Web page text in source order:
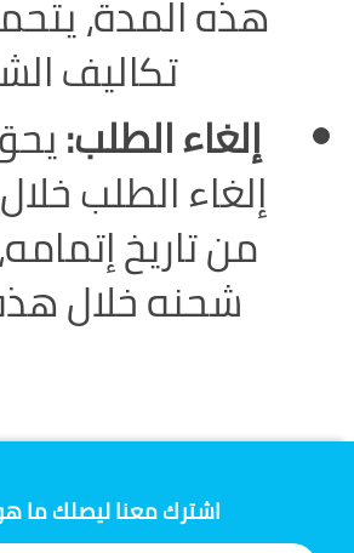
هذه المدة،
تكاليف
إلغاء الطلب:
من تاريخ
شحنه خلال
اشترك معنا ليصلك ما